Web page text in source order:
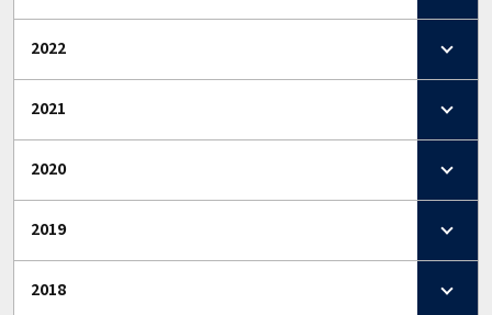
2022
2021
2020
2019
2018